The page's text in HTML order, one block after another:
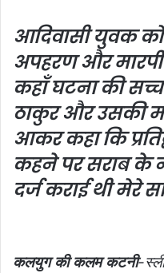
m
l
आदिवासी युवक
अपहरण और
कहाँ घटना की
ठाकुर और उसकी
आकर कहा कि
कहने पर सराब
दर्ज कराई थी मेरे
कलयुग की कलम कटनी-